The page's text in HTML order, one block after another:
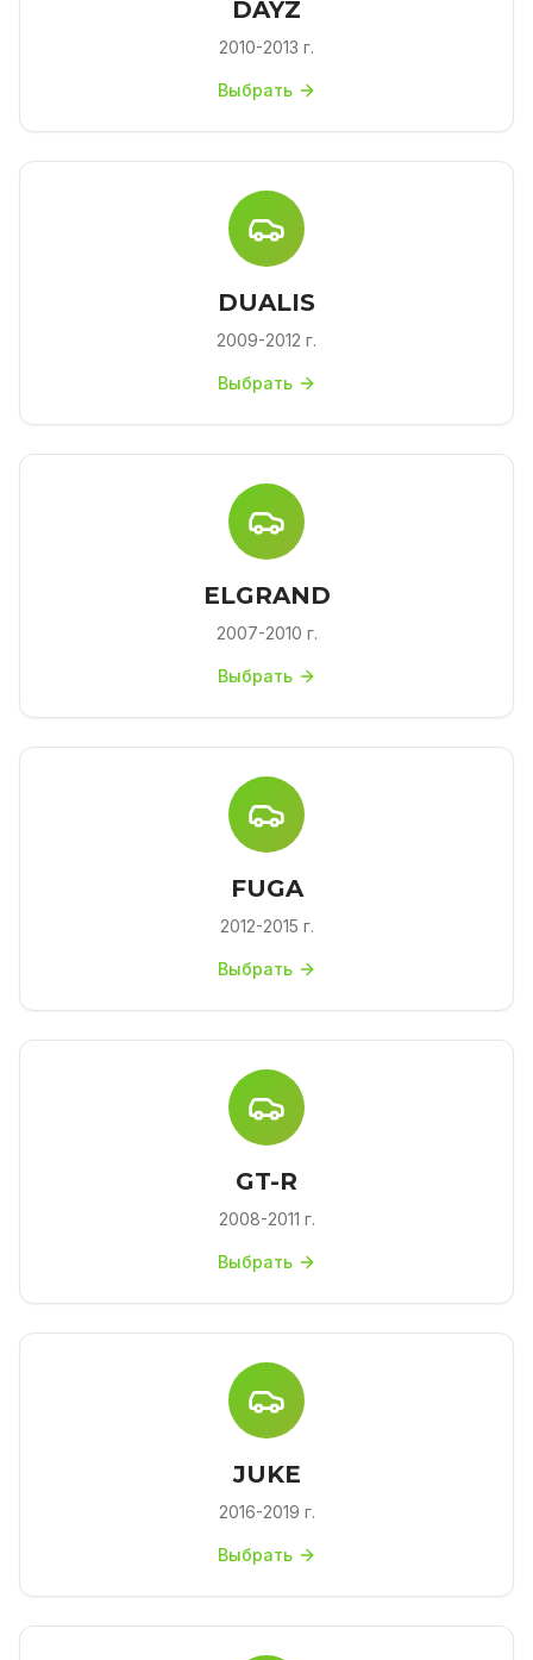
DAYZ
2010-2013 г.
Выбрать
DUALIS
2009-2012 г.
Выбрать
ELGRAND
2007-2010 г.
Выбрать
FUGA
2012-2015 г.
Выбрать
GT-R
2008-2011 г.
Выбрать
JUKE
2016-2019 г.
Выбрать